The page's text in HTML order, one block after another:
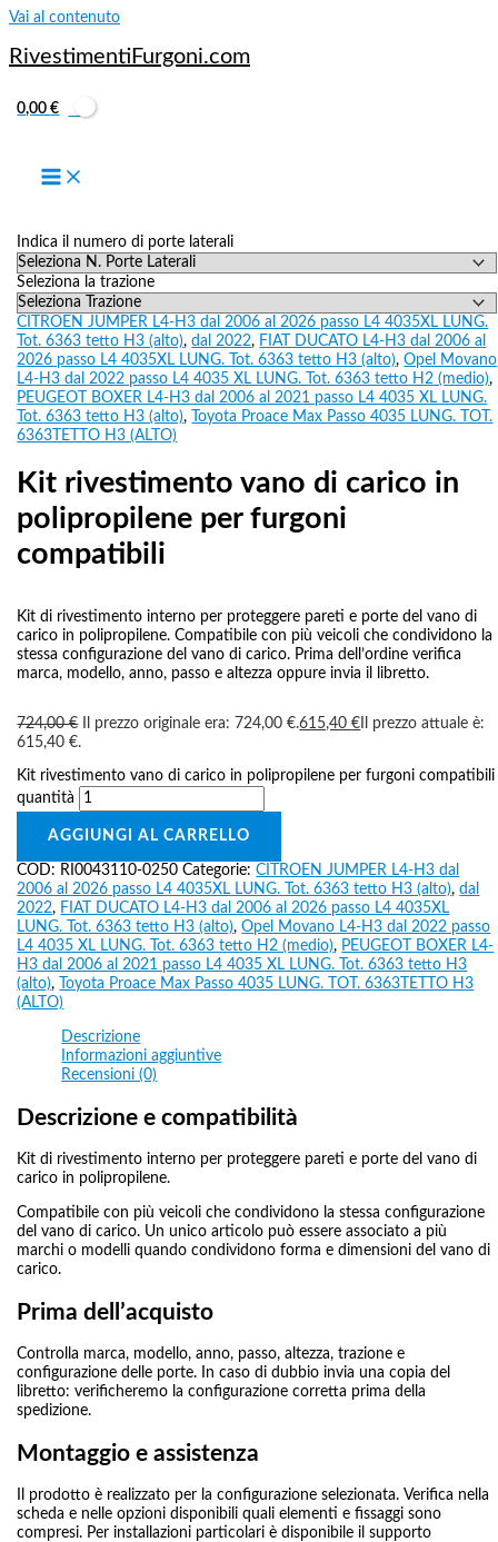
Vai al contenuto
RivestimentiFurgoni.com
0,00€
Indica il numero di porte laterali
Seleziona la trazione
CITROEN JUMPER L4-H3 dal 2006 al 2026 passo L4 4035XL LUNG.
Tot. 6363 tetto H3 (alto),dal 2022, FIAT DUCATO L4-H3 dal 2006 al
2026 passo L4 4035XL LUNG. Tot. 6363 tetto H3 (alto),Opel Movano
L4-H3 dal 2022 passo L4 4035 XL LUNG. Tot. 6363 tetto H2 (medio),
PEUGEOT BOXER L4-H3 dal 2006 al 2021 passo L4 4035 XL LUNG.
Tot. 6363 tetto H3 (alto),
Toyota Proace Max Passo 4035 LUNG. TOT.
6363TETTO H3 (ALTO)
Kit rivestimento vano di carico in
polipropilene per furgoni
compatibili
724,00€ Il prezzo originale era: 724,00 €.615,40€ Il prezzo attuale è:
615,40 €.
Kit di rivestimento interno per proteggere pareti e porte del vano di
carico in polipropilene. Compatibile con più veicoli che condividono la
stessa configurazione del vano di carico. Prima dell’ordine verifica
marca, modello, anno, passo e altezza oppure invia il libretto.
Kit rivestimento vano di carico in polipropilene per furgoni compatibili
quantità
AGGIUNGI AL CARRELLO
COD: RI0043110-0250 Categorie:CITROEN JUMPER L4-H3 dal
2006 al 2026 passo L4 4035XL LUNG. Tot. 6363 tetto H3 (alto),dal
2022, FIAT DUCATO L4-H3 dal 2006 al 2026 passo L4 4035XL
LUNG. Tot. 6363 tetto H3 (alto),Opel Movano L4-H3 dal 2022 passo
L4 4035 XL LUNG. Tot. 6363 tetto H2 (medio), PEUGEOT BOXER L4-
H3 dal 2006 al 2021 passo L4 4035 XL LUNG. Tot. 6363 tetto H3
(alto),
Toyota Proace Max Passo 4035 LUNG. TOT. 6363TETTO H3
(ALTO)
Descrizione
Informazioni aggiuntive
Recensioni (0)
Descrizione e compatibilità
Kit di rivestimento interno per proteggere pareti e porte del vano di
carico in polipropilene.
Compatibile con più veicoli che condividono la stessa configurazione
del vano di carico. Un unico articolo può essere associato a più
marchi o modelli quando condividono forma e dimensioni del vano di
carico.
Prima dell’acquisto
Controlla marca, modello, anno, passo, altezza, trazione e
configurazione delle porte. In caso di dubbio invia una copia del
libretto: verificheremo la configurazione corretta prima della
spedizione.
Montaggio e assistenza
Il prodotto è realizzato per la configurazione selezionata. Verifica nella
scheda e nelle opzioni disponibili quali elementi e fissaggi sono
compresi. Per installazioni particolari è disponibile il supporto